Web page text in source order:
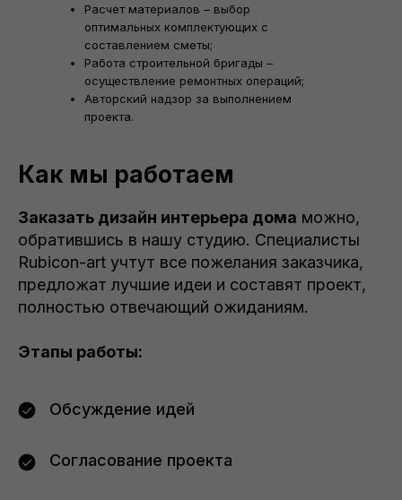
Расчет материалов – выбор
оптимальных комплектующих с
составлением сметы;
Работа строительной бригады –
осуществление ремонтных операций;
Авторский надзор за выполнением
проекта.
Как мы работаем
Заказать дизайн интерьера дома можно,
обратившись в нашу студию. Специалисты
Rubicon-art учтут все пожелания заказчика,
предложат лучшие идеи и составят проект,
полностью отвечающий ожиданиям.
Этапы работы:
Обсуждение идей
Согласование проекта